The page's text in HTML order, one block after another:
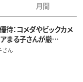
月間
待：コメダやビックカメ
まる子さんが厳…
ん